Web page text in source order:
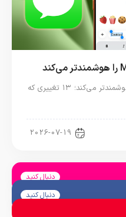
iOS 27 اپلیکیشن Messages را هوشمندتر می‌کند؛ ۱۳ تغییری که
2026-07-19
دنبال کنید
دنبال کنید